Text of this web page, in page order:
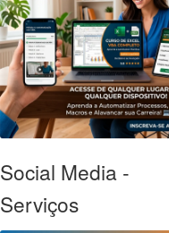
Social Media -
Serviços